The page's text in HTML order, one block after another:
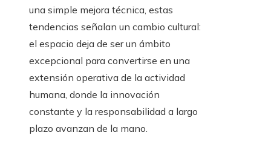
una simple mejora técnica, estas
tendencias señalan un cambio cultural:
el espacio deja de ser un ámbito
excepcional para convertirse en una
extensión operativa de la actividad
humana, donde la innovación
constante y la responsabilidad a largo
plazo avanzan de la mano.